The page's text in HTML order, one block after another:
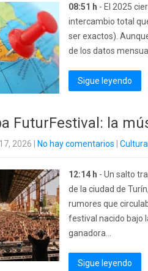
08:51 h - El 2025
intercambio total
ser exactos).
de los datos
Sigue leyendo
FuturFestival: la
2026 No hay comentarios Cultura
12:14 h - Un salto
de la ciudad de
rumores que
festival nacido bajo
ganadora...
Sigue leyendo